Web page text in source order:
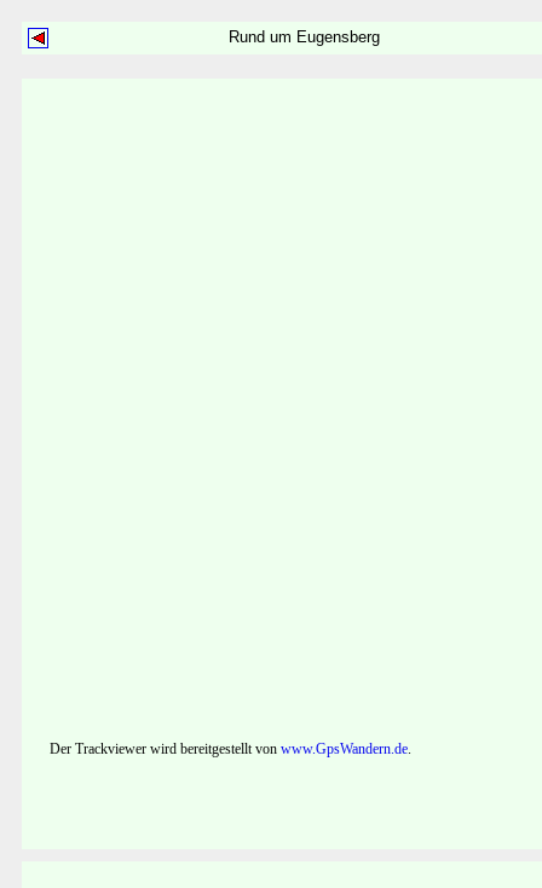
Rund um Eugensberg
Der Trackviewer wird bereitgestellt von www.GpsWandern.de.